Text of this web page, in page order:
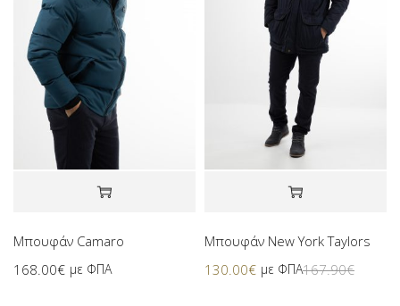
Μπουφάν Camaro
168.00€ με ΦΠΑ
Μπουφάν New York Taylors
167.90€
130.00€ με ΦΠΑ